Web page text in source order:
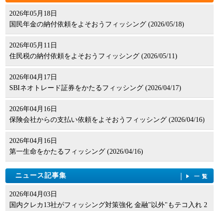
2026年05月18日
国民年金の納付依頼をよそおうフィッシング (2026/05/18)
2026年05月11日
住民税の納付依頼をよそおうフィッシング (2026/05/11)
2026年04月17日
SBIネオトレード証券をかたるフィッシング (2026/04/17)
2026年04月16日
保険会社からの支払い依頼をよそおうフィッシング (2026/04/16)
2026年04月16日
第一生命をかたるフィッシング (2026/04/16)
ニュース記事集 一覧
2026年04月03日
国内クレカ13社がフィッシング対策強化 金融"以外"もテコ入れ 2